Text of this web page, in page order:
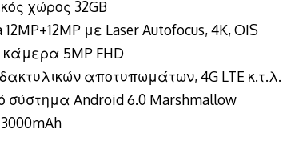
χώρος 32GB
12MP+12MP με Laser Autofocus, 4K, OIS
5MP FHD
αποτυπωμάτων, 4G LTE κ.τ.λ.
σύστημα Android 6.0 Marshmallow